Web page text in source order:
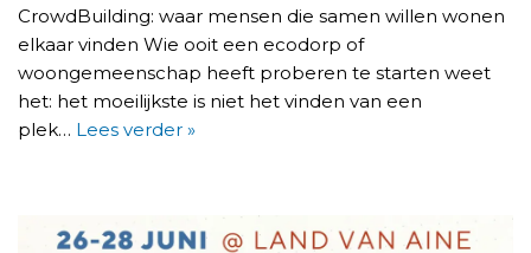
CrowdBuilding: waar mensen die samen willen wonen
elkaar vinden Wie ooit een ecodorp of
woongemeenschap heeft proberen te starten weet
het: het moeilijkste is niet het vinden van een
plek… Lees verder »